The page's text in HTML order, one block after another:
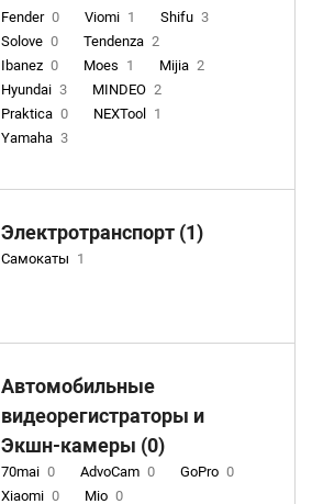
Fender 0 Viomi 1 Shifu 3
Solove 0 Tendenza 2
Ibanez 0 Moes 1 Mijia 2
Hyundai 3 MINDEO 2
Praktica 0 NEXTool
1
Yamaha 3
Электротранспорт (1)
Самокаты 1
Автомобильные
видеорегистраторы и
Экшн-камеры (0)
70mai 0 AdvoCam 0 GoPro 0
Xiaomi 0 Mio 0